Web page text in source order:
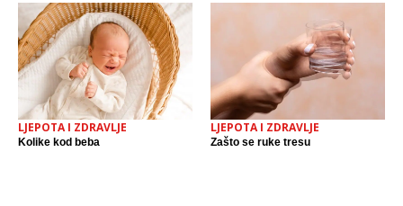
LJEPOTA I ZDRAVLJE
Kolike kod beba
LJEPOTA I ZDRAVLJE
Zašto se ruke tresu